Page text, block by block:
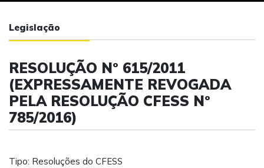
Legislação
RESOLUÇÃO Nº 615/2011
(EXPRESSAMENTE REVOGADA
PELA RESOLUÇÃO CFESS Nº
785/2016)
Tipo: Resoluções do CFESS